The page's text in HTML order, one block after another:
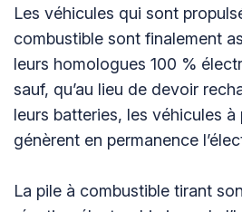
Les véhicules qui sont
combustible sont finalement
leurs homologues 100 %
sauf, qu’au lieu de devoir
leurs batteries, les véhicules
génèrent en permanence
La pile à combustible tirant